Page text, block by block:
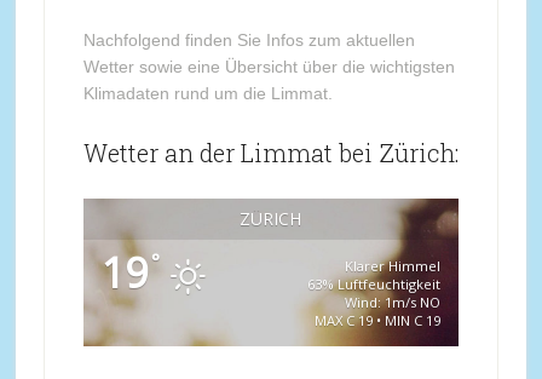
Nachfolgend finden Sie Infos zum aktuellen
Wetter sowie eine Übersicht über die wichtigsten
Klimadaten rund um die Limmat.
Wetter an der Limmat bei Zürich:
ZÜRICH
19°
Klarer Himmel
63% Luftfeuchtigkeit
Wind: 1m/s NO
MAX C 19 • MIN C 19